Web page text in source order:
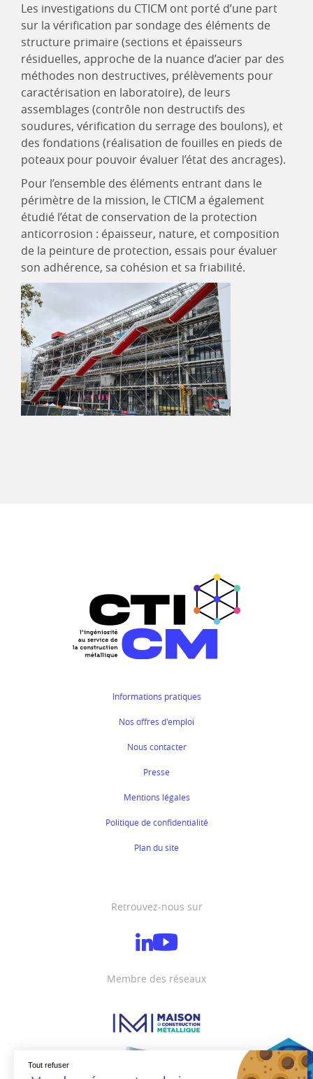
Les investigations du CTICM ont porté d’une part
sur la vérification par sondage des éléments de
structure primaire (sections et épaisseurs
résiduelles, approche de la nuance d’acier par des
méthodes non destructives, prélèvements pour
caractérisation en laboratoire), de leurs
assemblages (contrôle non destructifs des
soudures, vérification du serrage des boulons), et
des fondations (réalisation de fouilles en pieds de
poteaux pour pouvoir évaluer l’état des ancrages).
Pour l’ensemble des éléments entrant dans le
périmètre de la mission, le CTICM a également
étudié l’état de conservation de la protection
anticorrosion : épaisseur, nature, et composition
de la peinture de protection, essais pour évaluer
son adhérence, sa cohésion et sa friabilité.
Informations pratiques
Nos offres d'emploi
Nous contacter
Presse
Mentions légales
Politique de confidentialité
Plan du site
Retrouvez-nous sur
Membre des réseaux
Tout refuser